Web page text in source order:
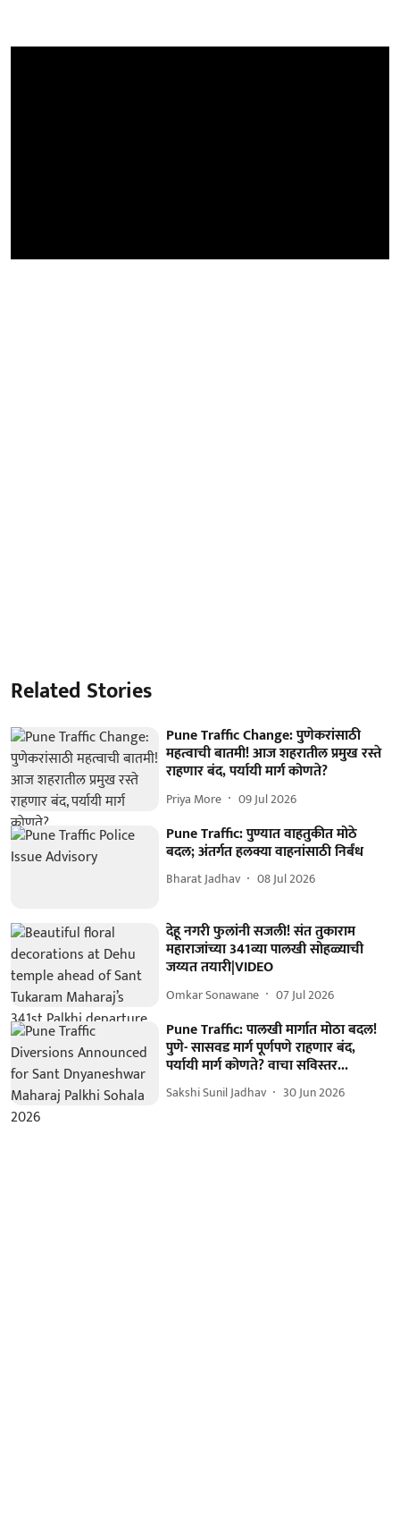
Related Stories
Pune Traffic Change: पुणेकरांसाठी
महत्वाची बातमी! आज शहरातील प्रमुख रस्ते
राहणार बंद, पर्यायी मार्ग कोणते?
Priya More 09 Jul 2026
Pune Traffic: पुण्यात वाहतुकीत मोठे
बदल; अंतर्गत हलक्या वाहनांसाठी निर्बंध
Bharat Jadhav 08 Jul 2026
देहू नगरी फुलांनी सजली! संत तुकाराम
महाराजांच्या 341व्या पालखी सोहळ्याची
जय्यत तयारी|VIDEO
Omkar Sonawane 07 Jul 2026
Pune Traffic: पालखी मार्गात मोठा बदल!
पुणे- सासवड मार्ग पूर्णपणे राहणार बंद,
पर्यायी मार्ग कोणते? वाचा सविस्तर...
Sakshi Sunil Jadhav 30 Jun 2026